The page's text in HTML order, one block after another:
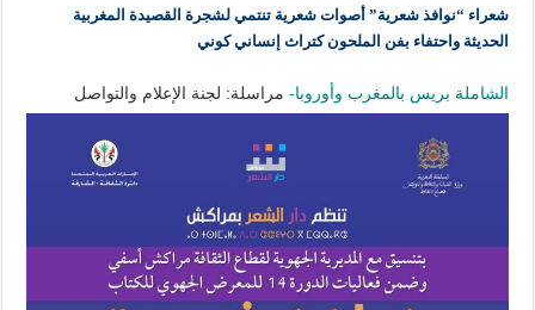
شعراء “نوافذ شعرية” أصوات شعرية تنتمي لشجرة القصيدة المغربية
الحديثة واحتفاء بفن الملحون كتراث إنساني كوني
الشاملة بريس بالمغرب وأوروبا- مراسلة: لجنة الإعلام والتواصل